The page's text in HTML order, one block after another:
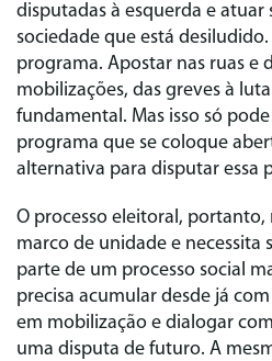
disputadas à esquerda e atuar
sociedade que está
programa. Apostar nas ruas e
mobilizações, das greves à
fundamental. Mas isso só
programa que se coloque
alternativa para disputar essa
O processo eleitoral, portanto,
marco de unidade e necessita
parte de um processo social
precisa acumular desde já
em mobilização e dialogar
uma disputa de futuro. A